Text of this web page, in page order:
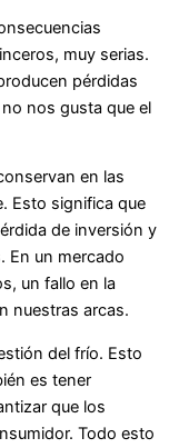
muy serias.
pérdidas
nos gusta que el
en las
Esto significa que
de inversión y
En un mercado
un fallo en la
nuestras arcas.
del frío. Esto
es tener
que los
Todo esto